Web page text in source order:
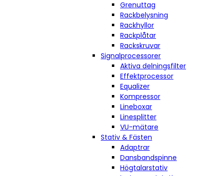
Grenuttag
Rackbelysning
Rackhyllor
Rackplåtar
Rackskruvar
Signalprocessorer
Aktiva delningsfilter
Effektprocessor
Equalizer
Kompressor
Lineboxar
Linesplitter
VU-mätare
Stativ & Fästen
Adaptrar
Dansbandspinne
Högtalarstativ